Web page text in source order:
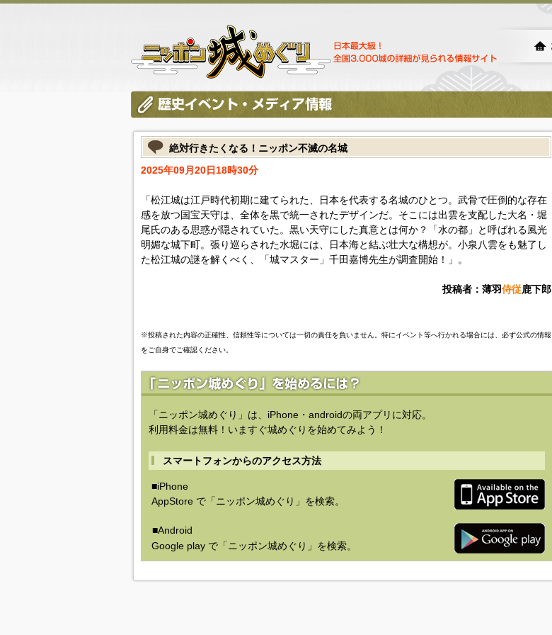
絶対行きたくなる！ニッポン不滅の名城
2025年09月20日18時30分
「松江城は江戸時代初期に建てられた、日本を代表する名城のひとつ。武骨で圧倒的な存在
感を放つ国宝天守は、全体を黒で統一されたデザインだ。そこには出雲を支配した大名・堀
尾氏のある思惑が隠されていた。黒い天守にした真意とは何か？「水の都」と呼ばれる風光
明媚な城下町。張り巡らされた水堀には、日本海と結ぶ壮大な構想が。小泉八雲をも魅了し
た松江城の謎を解くべく、「城マスター」千田嘉博先生が調査開始！」。
投稿者：薄羽侍従鹿下郎
※投稿された内容の正確性、信頼性等については一切の責任を負いません。特にイベント等へ行かれる場合には、必ず公式の情報
をご自身でご確認ください。
「ニッポン城めぐり」は、iPhone・androidの両アプリに対応。
利用料金は無料！いますぐ城めぐりを始めてみよう！
スマートフォンからのアクセス方法
■iPhone
AppStore で「ニッポン城めぐり」を検索。
■Android
Google play で「ニッポン城めぐり」を検索。